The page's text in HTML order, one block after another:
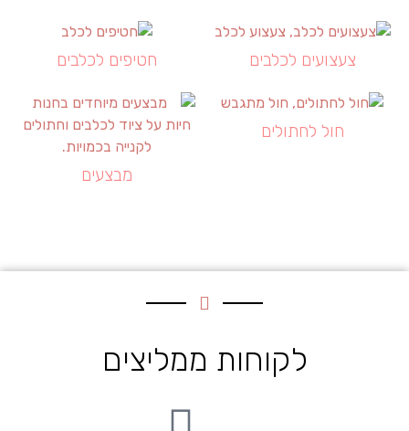
צעצועים לכלבים חטיפים לכלבים
חול לחתולים
מבצעים
לקוחות ממליצים